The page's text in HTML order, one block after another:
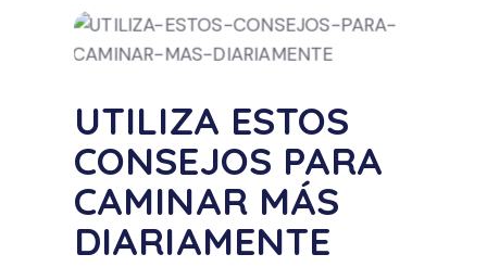
UTILIZA ESTOS
CONSEJOS PARA
CAMINAR MÁS
DIARIAMENTE